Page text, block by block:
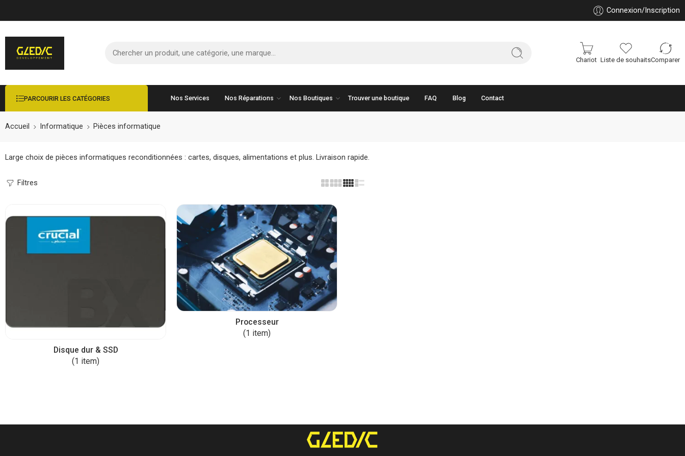
Connexion/Inscription
Chariot Liste de souhaitsComparer
PARCOURIR LES CATÉGORIES Nos Services Nos Réparations Nos Boutiques Trouver une boutique FAQ Blog Contact
Accueil Informatique Pièces informatique
Large choix de pièces informatiques reconditionnées : cartes, disques, alimentations et plus. Livraison rapide.
Filtres
Disque dur & SSD
(1 item)
Processeur
(1 item)